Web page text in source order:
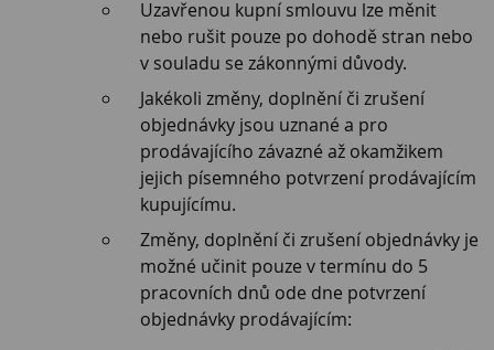
Uzavřenou kupní smlouvu lze měnit
nebo rušit pouze po dohodě stran nebo
v souladu se zákonnými důvody.
Jakékoli změny, doplnění či zrušení
objednávky jsou uznané a pro
prodávajícího závazné až okamžikem
jejich písemného potvrzení prodávajícím
kupujícímu.
Změny, doplnění či zrušení objednávky je
možné učinit pouze v termínu do 5
pracovních dnů ode dne potvrzení
objednávky prodávajícím: